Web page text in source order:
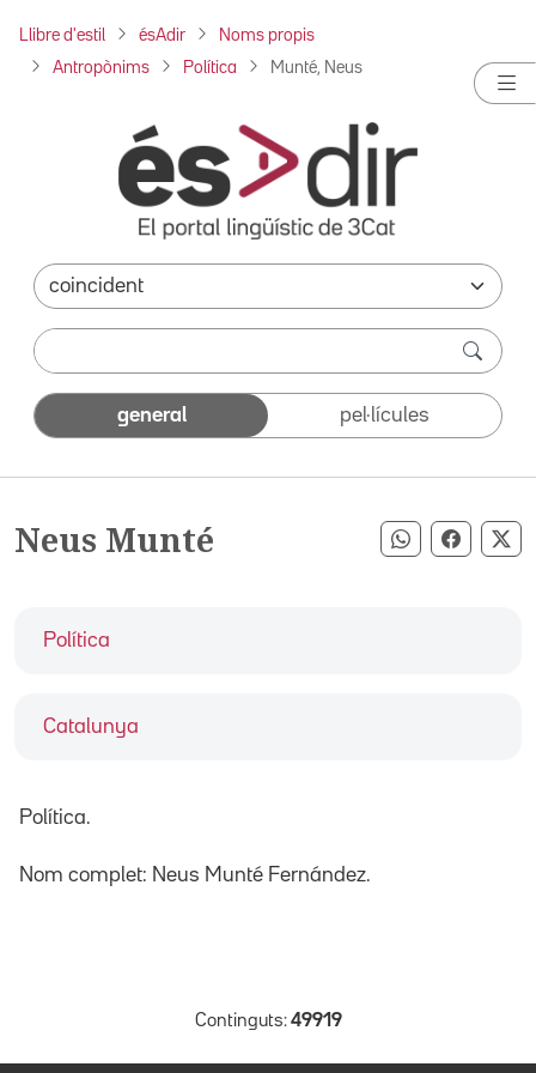
Llibre d'estil ésAdir Noms propis
Antropònims Política Munté, Neus
general pel·lícules
Neus Munté Compartir
Política
Catalunya
Política.
Nom complet: Neus Munté Fernández.
Continguts: 49919